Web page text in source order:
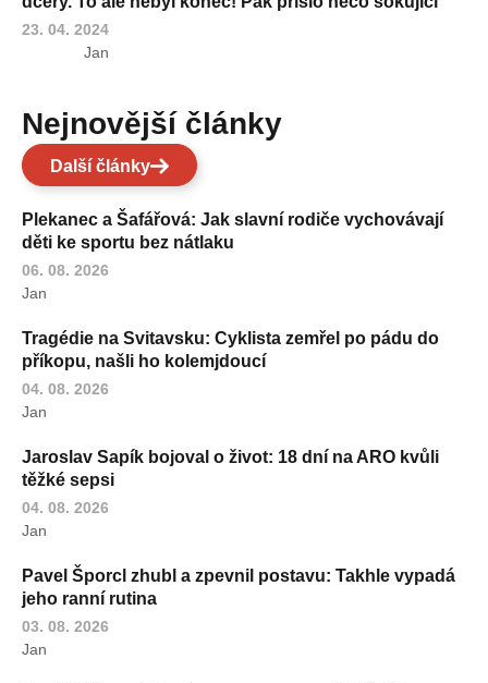
23. 04. 2024
Jan
Nejnovější články
Další články
Plekanec a Šafářová: Jak slavní rodiče vychovávají
děti ke sportu bez nátlaku
06. 08. 2026
Jan
Tragédie na Svitavsku: Cyklista zemřel po pádu do
příkopu, našli ho kolemjdoucí
04. 08. 2026
Jan
Jaroslav Sapík bojoval o život: 18 dní na ARO kvůli
těžké sepsi
04. 08. 2026
Jan
Pavel Šporcl zhubl a zpevnil postavu: Takhle vypadá
jeho ranní rutina
03. 08. 2026
Jan